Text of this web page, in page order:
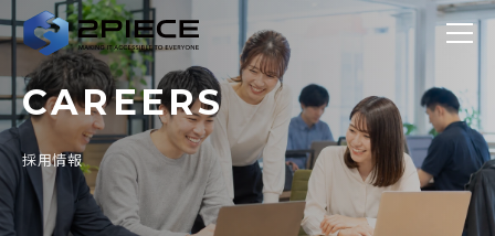
CAREERS
採用情報